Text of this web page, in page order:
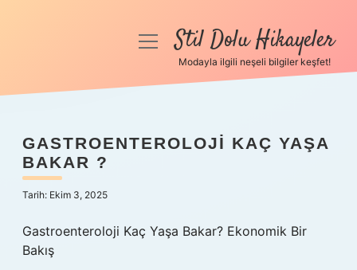
Anasayfa
Yasal Uyarı
Hakkımızda
menüyüStil Dolu Hikayeler
Modayla ilgili neşeli bilgiler keşfet!
GASTROENTEROLOJI KAÇ YAŞA
BAKAR ?
Tarih: Ekim 3, 2025
Gastroenteroloji Kaç Yaşa Bakar? Ekonomik Bir
Bakış